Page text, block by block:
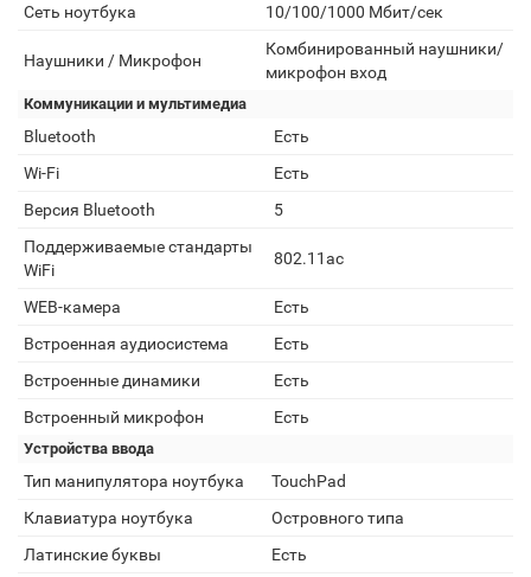
Сеть ноутбука
10/100/1000 Мбит/сек
Наушники / Микрофон
Комбинированный наушники/
микрофон вход
Коммуникации и мультимедиа
Bluetooth
Есть
Wi-Fi
Есть
Версия Bluetooth
5
Поддерживаемые стандарты
WiFi
802.11ac
WEB-камера
Есть
Встроенная аудиосистема
Есть
Встроенные динамики
Есть
Встроенный микрофон
Есть
Устройства ввода
Тип манипулятора ноутбука
TouchPad
Клавиатура ноутбука
Островного типа
Латинские буквы
Есть